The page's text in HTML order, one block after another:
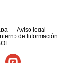
Aviso legal
de Información